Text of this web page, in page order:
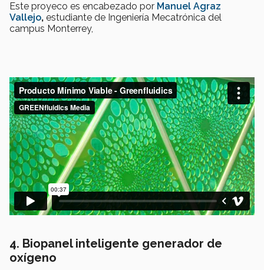
Este proyeco es encabezado por Manuel Agraz
Vallejo, estudiante de Ingeniería Mecatrónica del
campus Monterrey,
4. Biopanel inteligente generador de
oxígeno